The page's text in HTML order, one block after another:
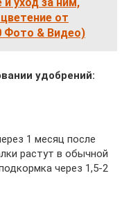
от
Фото & Видео)
удобрений:
1 месяц после
растут в обычной
через 1,5-2